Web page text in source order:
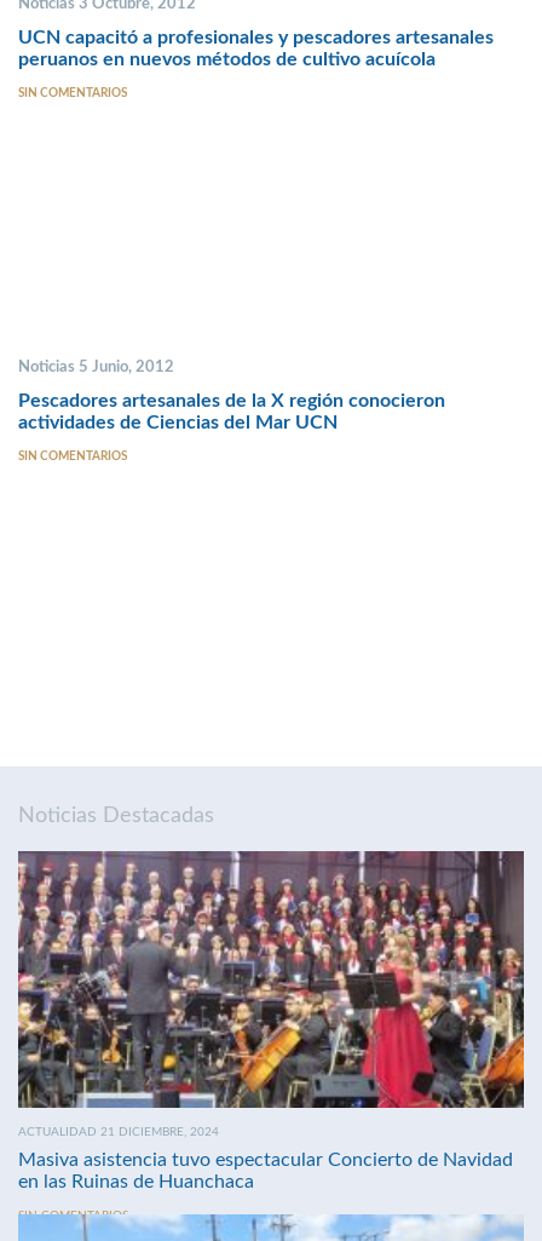
Noticias 3 Octubre, 2012
UCN capacitó a profesionales y pescadores artesanales
peruanos en nuevos métodos de cultivo acuícola
SIN COMENTARIOS
Noticias 5 Junio, 2012
Pescadores artesanales de la X región conocieron
actividades de Ciencias del Mar UCN
SIN COMENTARIOS
Noticias Destacadas
ACTUALIDAD 21 DICIEMBRE, 2024
Masiva asistencia tuvo espectacular Concierto de Navidad
en las Ruinas de Huanchaca
SIN COMENTARIOS